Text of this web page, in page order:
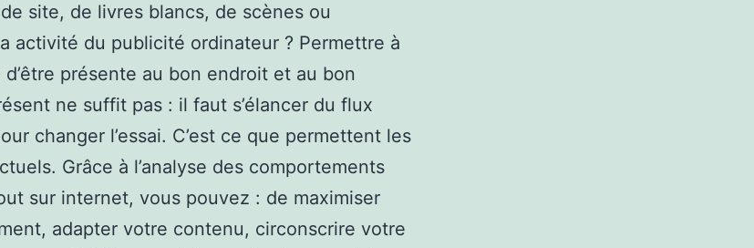
site, de livres blancs, de scènes ou
activité du publicité ordinateur ? Permettre à
présente au bon endroit et au bon
ne suffit pas : il faut s’élancer du flux
changer l’essai. C’est ce que permettent les
Grâce à l’analyse des comportements
sur internet, vous pouvez : de maximiser
adapter votre contenu, circonscrire votre